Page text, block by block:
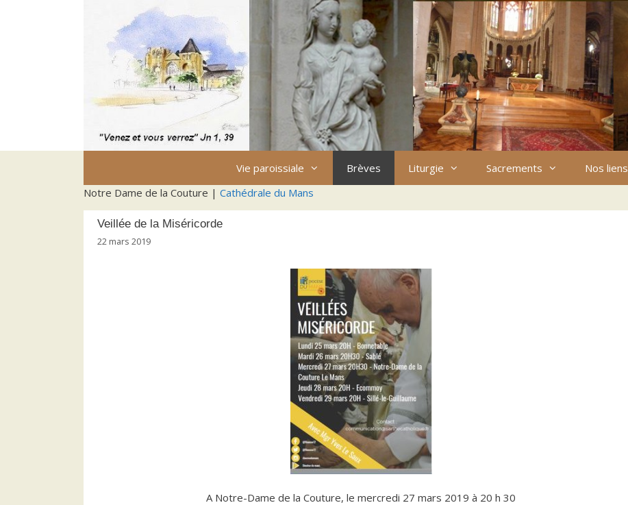
Vie paroissiale Brèves Liturgie Sacrements
Nos liens
Notre Dame de la Couture | Cathédrale du Mans
Veillée de la Miséricorde
22 mars 2019
A Notre-Dame de la Couture, le mercredi 27 mars 2019 à 20 h 30